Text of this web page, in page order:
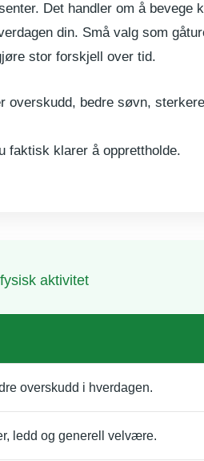
Det handler om å bevege
din. Små valg som
stor forskjell over tid.
overskudd, bedre søvn,
faktisk klarer å opprettholde.
aktivitet
overskudd i hverdagen.
ledd og generell velvære.